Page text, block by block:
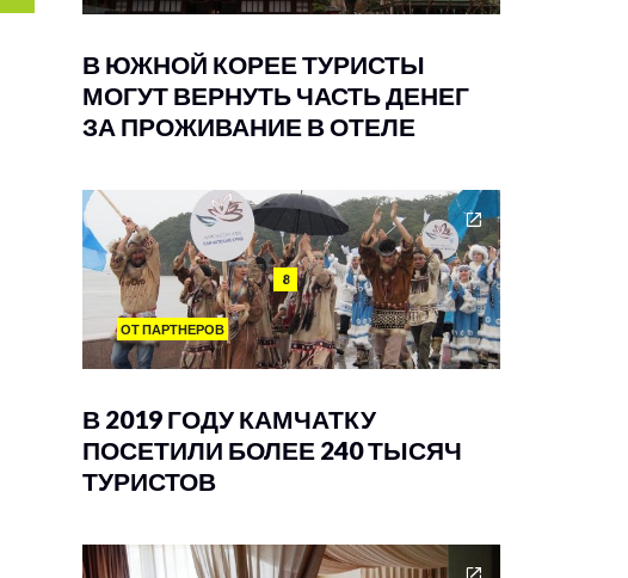
В ЮЖНОЙ КОРЕЕ ТУРИСТЫ
МОГУТ ВЕРНУТЬ ЧАСТЬ ДЕНЕГ
ЗА ПРОЖИВАНИЕ В ОТЕЛЕ
8
ОТ ПАРТНЕРОВ
В 2019 ГОДУ КАМЧАТКУ
ПОСЕТИЛИ БОЛЕЕ 240 ТЫСЯЧ
ТУРИСТОВ